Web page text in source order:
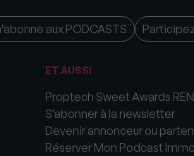
aux PODCASTS
ET AUSSI
Proptech Sweet Awards
S’abonner à la newsletter
Devenir annonceur ou
Réserver Mon Podcast Immo